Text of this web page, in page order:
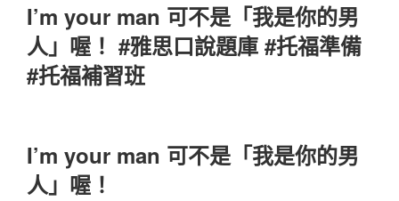
I’m your man 可不是「我是你的男
人」喔！ #雅思口說題庫 #托福準備
#托福補習班
I’m your man 可不是「我是你的男
人」喔！